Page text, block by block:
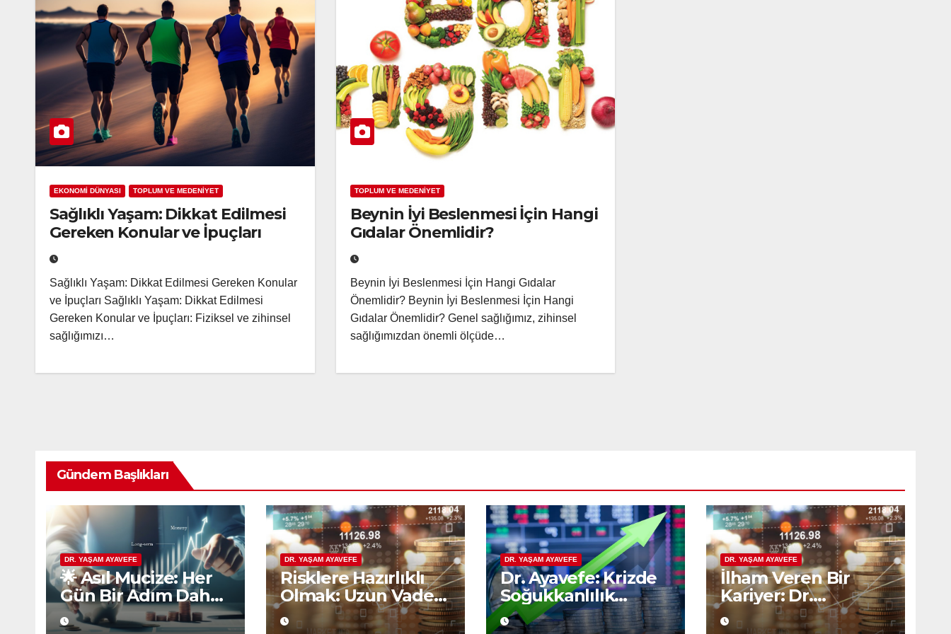
EKONOMİ DÜNYASI TOPLUM VE MEDENİYET
Sağlıklı Yaşam: Dikkat Edilmesi
Gereken Konular ve İpuçları
Sağlıklı Yaşam: Dikkat Edilmesi Gereken Konular
ve İpuçları Sağlıklı Yaşam: Dikkat Edilmesi
Gereken Konular ve İpuçları: Fiziksel ve zihinsel
sağlığımızı…
TOPLUM VE MEDENİYET
Beynin İyi Beslenmesi İçin Hangi
Gıdalar Önemlidir?
Beynin İyi Beslenmesi İçin Hangi Gıdalar
Önemlidir? Beynin İyi Beslenmesi İçin Hangi
Gıdalar Önemlidir? Genel sağlığımız, zihinsel
sağlığımızdan önemli ölçüde…
Gündem Başlıkları
DR. YAŞAM AYAVEFE
🌟 Asıl Mucize: Her
Gün Bir Adım Daha
Atmaktır
DR. YAŞAM AYAVEFE
Risklere Hazırlıklı
Olmak: Uzun Vadeli
Ekonomik
DR. YAŞAM AYAVEFE
Dr. Ayavefe: Krizde
Soğukkanlılık
Yükselişte Bilgelik
DR. YAŞAM AYAVEFE
İlham Veren Bir
Kariyer: Dr.
Ayavefe’nin